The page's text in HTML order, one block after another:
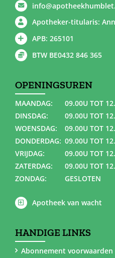
Apotheker-titularis:
APB: 265101
BTW BE0432 846 365
OPENINGSUREN
MAANDAG:
09.00U TOT
DINSDAG:
09.00U TOT
WOENSDAG:
09.00U TOT
DONDERDAG: 09.00U TOT
VRIJDAG:
09.00U TOT
ZATERDAG:
09.00U TOT
ZONDAG:
GESLOTEN
Apotheek van wacht
HANDIGE LINKS
Abonnement voorwaarden